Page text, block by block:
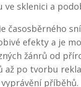
ve sklenici a
časosběrného
efekty a je
žánrů od
až po tvorbu
příběhů.